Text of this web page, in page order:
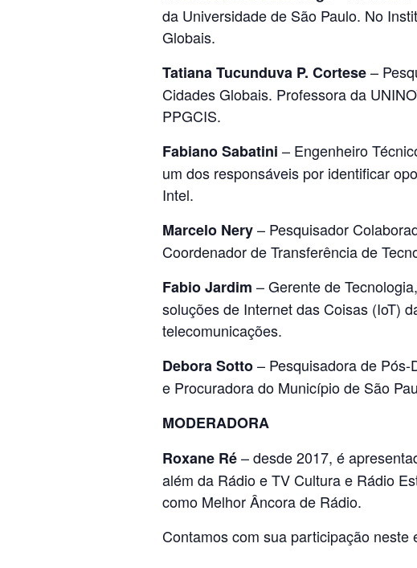
da Universidade de São Paulo. No
Globais.
Tatiana Tucunduva P. Cortese–
Cidades Globais. Professora da
PPGCIS.
Fabiano Sabatini – Engenheiro
um dos responsáveis por identificar
Intel.
Marcelo Nery– Pesquisador
Coordenador de Transferência de
Fabio Jardim – Gerente de
soluções de Internet das Coisas (IoT)
telecomunicações.
Debora Sotto– Pesquisadora de
e Procuradora do Município de São
MODERADORA
Roxane Ré– desde 2017, é
além da Rádio e TV Cultura e Rádio
como Melhor Âncora de Rádio.
Contamos com sua participação neste